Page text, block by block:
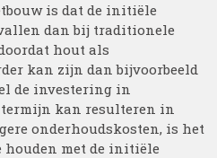
is dat de initiële
dan bij traditionele
hout als
kan zijn dan bijvoorbeeld
de investering in
kan resulteren in
onderhoudskosten, is het
met de initiële